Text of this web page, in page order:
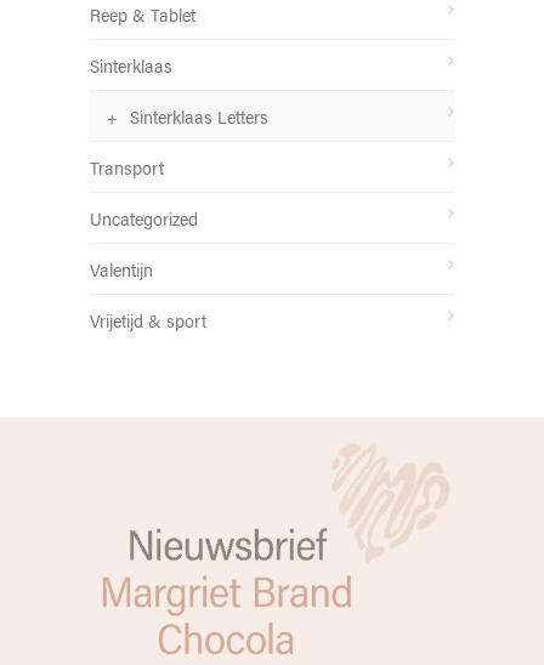
Reep & Tablet
Sinterklaas
Sinterklaas Letters
Transport
Uncategorized
Valentijn
Vrijetijd & sport